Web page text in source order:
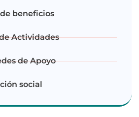
beneficios
Actividades
de Apoyo
social